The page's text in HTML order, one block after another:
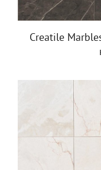
Creatile